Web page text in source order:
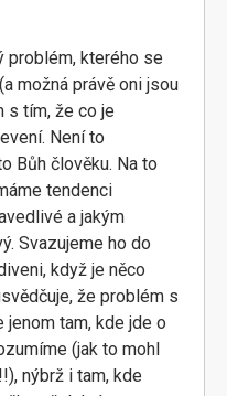
problém, kterého se
možná právě oni jsou
s tím, že co je
Není to
Bůh člověku. Na to
tendenci
a jakým
Svazujeme ho do
když je něco
že problém s
tam, kde jde o
(jak to mohl
nýbrž i tam, kde